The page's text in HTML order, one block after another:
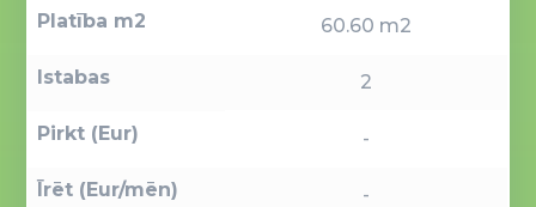
Platība m2 60.60 m2
Istabas 2
Pirkt (Eur) -
Īrēt (Eur/mēn) -